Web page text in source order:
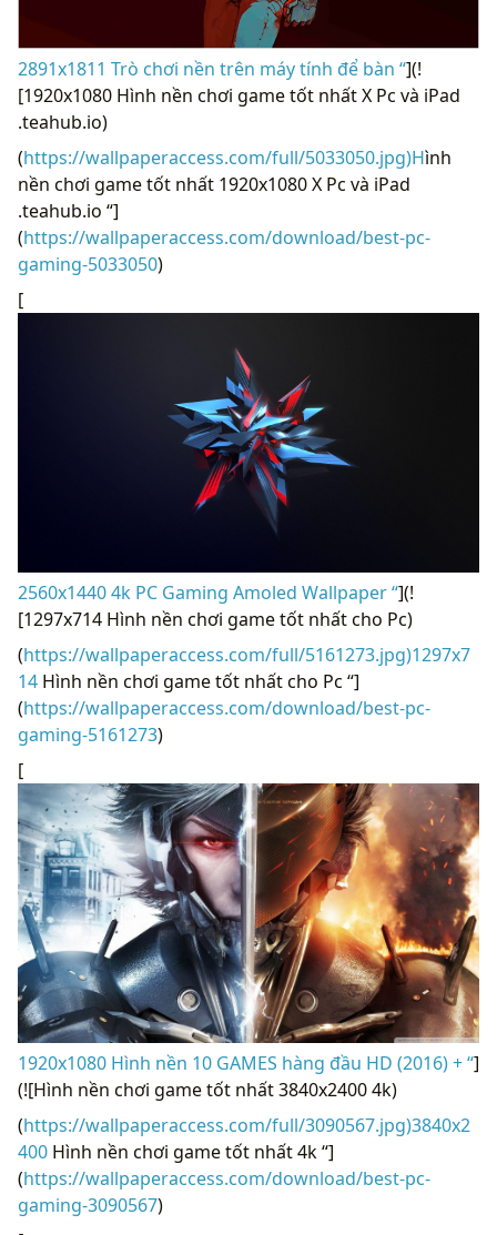
2891x1811 Trò chơi nền trên máy tính để bàn “](!
[1920x1080 Hình nền chơi game tốt nhất X Pc và iPad
.teahub.io)
(https://wallpaperaccess.com/full/5033050.jpg)Hình
nền chơi game tốt nhất 1920x1080 X Pc và iPad
.teahub.io “]
(https://wallpaperaccess.com/download/best-pc-
gaming-5033050)
[
2560x1440 4k PC Gaming Amoled Wallpaper “](!
[1297x714 Hình nền chơi game tốt nhất cho Pc)
(https://wallpaperaccess.com/full/5161273.jpg)1297x7
14 Hình nền chơi game tốt nhất cho Pc “]
(https://wallpaperaccess.com/download/best-pc-
gaming-5161273)
[
1920x1080 Hình nền 10 GAMES hàng đầu HD (2016) + “]
(![Hình nền chơi game tốt nhất 3840x2400 4k)
(https://wallpaperaccess.com/full/3090567.jpg)3840x2
400 Hình nền chơi game tốt nhất 4k “]
(https://wallpaperaccess.com/download/best-pc-
gaming-3090567)